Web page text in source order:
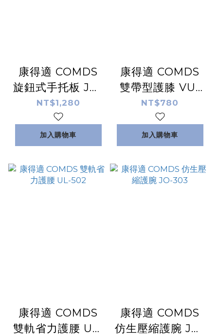
康得適 COMDS
旋鈕式手托板 JO-
3A01
NT$1,280
加入購物車
康得適 COMDS
雙帶型護膝 VU-
02
NT$780
加入購物車
康得適 COMDS
雙軌省力護腰 UL-
康得適 COMDS
仿生壓縮護腕 JO-